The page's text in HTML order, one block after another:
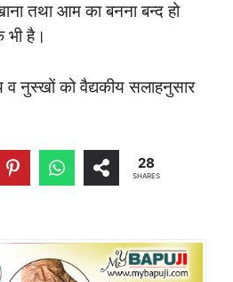
तथा आम का बनना बन्द हो
भी है।
व नुस्खों को वैद्यकीय सलाहनुसार
28
SHARES